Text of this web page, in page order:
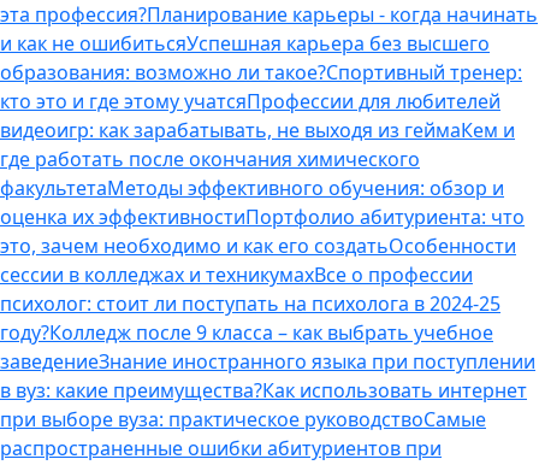
эта профессия?Планирование карьеры - когда начинать
и как не ошибитьсяУспешная карьера без высшего
образования: возможно ли такое?Спортивный тренер:
кто это и где этому учатсяПрофессии для любителей
видеоигр: как зарабатывать, не выходя из геймаКем и
где работать после окончания химического
факультетаМетоды эффективного обучения: обзор и
оценка их эффективностиПортфолио абитуриента: что
это, зачем необходимо и как его создатьОсобенности
сессии в колледжах и техникумахВсе о профессии
психолог: стоит ли поступать на психолога в 2024-25
году?Колледж после 9 класса – как выбрать учебное
заведениеЗнание иностранного языка при поступлении
в вуз: какие преимущества?Как использовать интернет
при выборе вуза: практическое руководствоСамые
распространенные ошибки абитуриентов при